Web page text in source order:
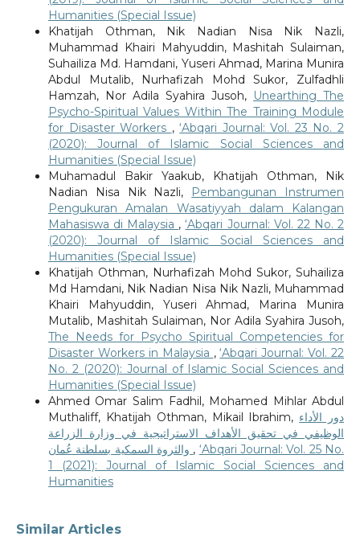
Humanities (Special Issue)
Khatijah Othman, Nik Nadian Nisa Nik Nazli,
Muhammad Khairi Mahyuddin, Mashitah Sulaiman,
Suhailiza Md. Hamdani, Yuseri Ahmad, Marina Munira
Abdul Mutalib, Nurhafizah Mohd Sukor, Zulfadhli
Hamzah, Nor Adila Syahira Jusoh, Unearthing The
Psycho-Spiritual Values Within The Training Module
for Disaster Workers ,‘Abqari Journal: Vol. 23 No. 2
(2020): Journal of Islamic Social Sciences and
Humanities (Special Issue)
Muhamadul Bakir Yaakub, Khatijah Othman, Nik
Nadian Nisa Nik Nazli, Pembangunan Instrumen
Pengukuran Amalan Wasatiyyah dalam Kalangan
Mahasiswa di Malaysia ,‘Abqari Journal: Vol. 22 No. 2
(2020): Journal of Islamic Social Sciences and
Humanities (Special Issue)
Khatijah Othman, Nurhafizah Mohd Sukor, Suhailiza
Md Hamdani, Nik Nadian Nisa Nik Nazli, Muhammad
Khairi Mahyuddin, Yuseri Ahmad, Marina Munira
Mutalib, Mashitah Sulaiman, Nor Adila Syahira Jusoh,
The Needs for Psycho Spiritual Competencies for
Disaster Workers in Malaysia ,‘Abqari Journal: Vol. 22
No. 2 (2020): Journal of Islamic Social Sciences and
Humanities (Special Issue)
Ahmed Omar Salim Fadhil, Mohamed Mihlar Abdul
Muthaliff, Khatijah Othman, Mikail Ibrahim, دور الأداء
الوظيفي في تحقيق الأهداف الاستراتيجية في وزارة الزراعة
, ‘Abqari Journal: Vol. 25 No.
1 (2021): Journal of Islamic Social Sciences and
Humanities
Similar Articles